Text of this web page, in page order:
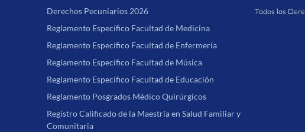
Derechos Pecuniarios 2026
Reglamento Específico Facultad de Medicina
Reglamento Específico Facultad de Enfermería
Reglamento Específico Facultad de Música
Reglamento Específico Facultad de Educación
Reglamento Posgrados Médico Quirúrgicos
Registro Calificado de la Maestría en Salud Familiar y
Comunitaria
Todos los